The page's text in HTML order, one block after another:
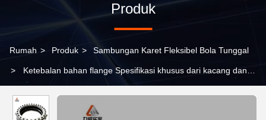
Produk
Rumah > Produk > Sambungan Karet Fleksibel Bola Tunggal
> Ketebalan bahan flange Spesifikasi khusus dari kacang dan